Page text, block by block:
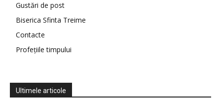
Gustări de post
Biserica Sfinta Treime
Contacte
Profețiile timpului
Ultimele articole